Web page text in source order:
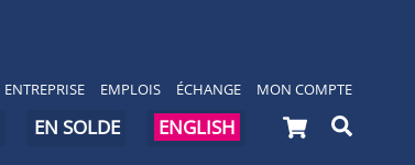
ENTREPRISE EMPLOIS ÉCHANGE MON COMPTE
Cart
EN SOLDE ENGLISH